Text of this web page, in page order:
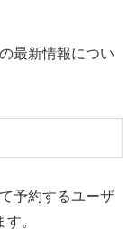
最新情報につい
予約するユーザ
。